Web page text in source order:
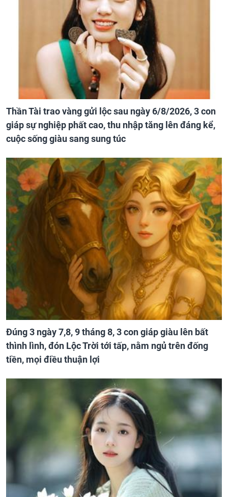
Thần Tài trao vàng gửi lộc sau ngày 6/8/2026, 3 con
giáp sự nghiệp phất cao, thu nhập tăng lên đáng kể,
cuộc sống giàu sang sung túc
Đúng 3 ngày 7,8, 9 tháng 8, 3 con giáp giàu lên bất
thình lình, đón Lộc Trời tới tấp, nằm ngủ trên đống
tiền, mọi điều thuận lợi